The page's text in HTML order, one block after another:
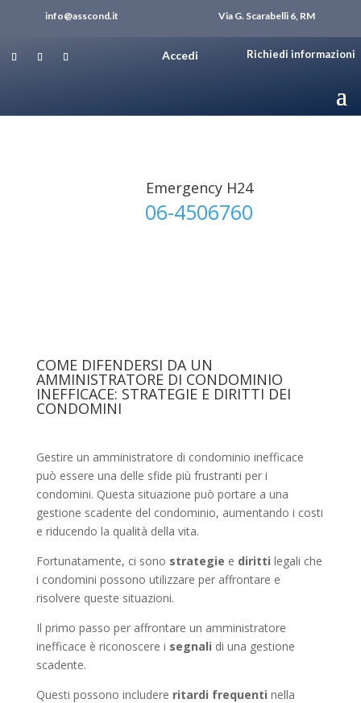
info@asscond.it Via G. Scarabelli 6, RM
Accedi Richiedi informazioni
Emergency H24
06-4506760
COME DIFENDERSI DA UN
AMMINISTRATORE DI CONDOMINIO
INEFFICACE: STRATEGIE E DIRITTI DEI
CONDOMINI
Gestire un amministratore di condominio inefficace
può essere una delle sfide più frustranti per i
condomini. Questa situazione può portare a una
gestione scadente del condominio, aumentando i costi
e riducendo la qualità della vita.
Fortunatamente, ci sono strategie e diritti legali che
i condomini possono utilizzare per affrontare e
risolvere queste situazioni.
Il primo passo per affrontare un amministratore
inefficace è riconoscere i segnali di una gestione
scadente.
Questi possono includere ritardi frequenti nella